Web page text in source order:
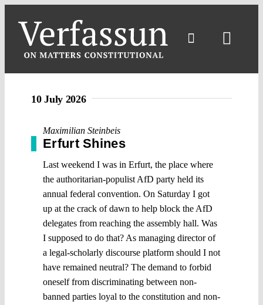
content
10 July 2026
Maximilian Steinbeis
Erfurt Shines
Last weekend I was in Erfurt, the place where
the authoritarian-populist AfD party held its
annual federal convention. On Saturday I got
up at the crack of dawn to help block the AfD
delegates from reaching the assembly hall. Was
I supposed to do that? As managing director of
a legal-scholarly discourse platform should I not
have remained neutral? The demand to forbid
oneself from discriminating between non-
banned parties loyal to the constitution and non-